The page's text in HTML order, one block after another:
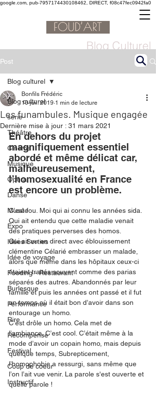
google.com, pub-7957174430108462, DIRECT, f08c47fec0942fa0
Blog Culturel
Post
Blog culturel
serie
Théâtre
Cinéma
Musique
Opéra
Danse
Musée
Expo
Idées Sorties
Idée de voyage
Fooding - Restaurant
Burlesque
Performance
Rire
Récompense
Festival
Coup de coeur
Instructif
Blog culturel
Les funambules. Musique engagée
Bonfils Frédéric
10 juil. 2019 1 min de lecture
Dernière mise à jour : 31 mars 2021
En dehors du projet
magnifiquement essentiel
abordé et même délicat car,
malheureusement,
l’homosexualité en France
est encore un problème.
C’est fou. Moi qui ai connu les années sida.
Qui ait entendu que cette maladie venait
des pratiques perverses des homos.
Qui ait vu en direct avec éblouissement
clémentine Célarié embrasser un malade,
alors que même dans les hôpitaux ceux-ci
étaient traités souvent comme des parias
séparés des autres. Abandonnés par leur
famille et puis les années ont passé et il fut
un temps où il était bon d’avoir dans son
entourage un homo.
C’est drôle un homo. Cela met de
l’ambiance. C’est cool. C’était même à la
mode d’avoir un copain homo, mais depuis
quelque temps, Subrepticement,
l’homophobie a ressurgi, sans même que
l’on l’ait vue venir. La parole s'est ouverte et
quelle parole !